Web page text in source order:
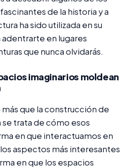
de la historia y a
ha sido utilizada en su
en lugares
que nunca olvidarás.
imaginarios moldean
que la construcción de
trata de cómo esos
en que interactuamos en
aspectos más interesantes
en que los espacios